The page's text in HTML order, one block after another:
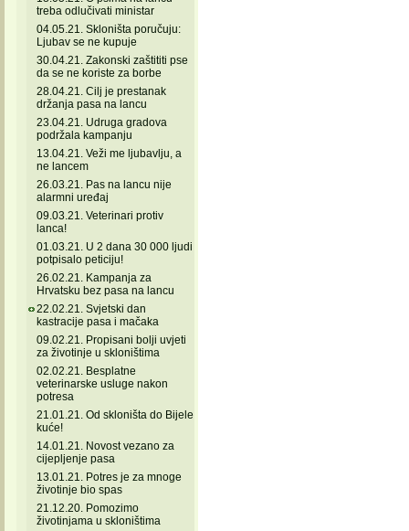
treba odlučivati ministar
04.05.21. Skloništa poručuju:
Ljubav se ne kupuje
30.04.21. Zakonski zaštititi pse
da se ne koriste za borbe
28.04.21. Cilj je prestanak
držanja pasa na lancu
23.04.21. Udruga gradova
podržala kampanju
13.04.21. Veži me ljubavlju, a
ne lancem
26.03.21. Pas na lancu nije
alarmni uređaj
09.03.21. Veterinari protiv
lanca!
01.03.21. U 2 dana 30 000 ljudi
potpisalo peticiju!
26.02.21. Kampanja za
Hrvatsku bez pasa na lancu
22.02.21. Svjetski dan
kastracije pasa i mačaka
09.02.21. Propisani bolji uvjeti
za životinje u skloništima
02.02.21. Besplatne
veterinarske usluge nakon
potresa
21.01.21. Od skloništa do Bijele
kuće!
14.01.21. Novost vezano za
cijepljenje pasa
13.01.21. Potres je za mnoge
životinje bio spas
21.12.20. Pomozimo
životinjama u skloništima